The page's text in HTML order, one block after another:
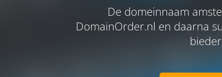
De domeinnaam
DomainOrder.nl en daarna